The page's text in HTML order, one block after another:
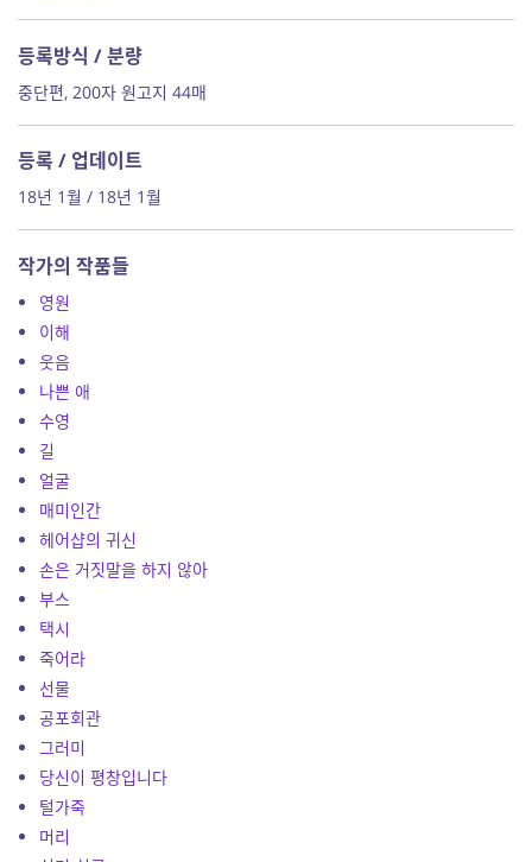
등록방식 / 분량
중단편, 200자 원고지 44매
등록 / 업데이트
18년 1월 / 18년 1월
작가의 작품들
영원
이해
웃음
나쁜 애
수영
길
얼굴
매미인간
헤어샵의 귀신
손은 거짓말을 하지 않아
부스
택시
죽어라
선물
공포회관
그러미
당신이 평창입니다
털가죽
머리